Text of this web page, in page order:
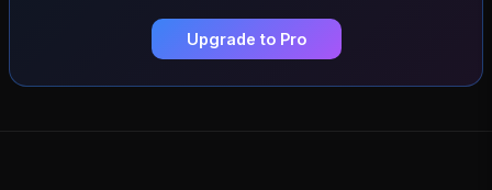
Upgrade to Pro